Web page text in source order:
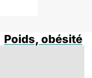
Poids, obésité